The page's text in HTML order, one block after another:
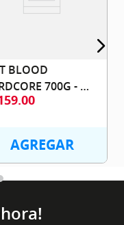
BLOOD
700G -
NUTRITION
.00
AGREGAR